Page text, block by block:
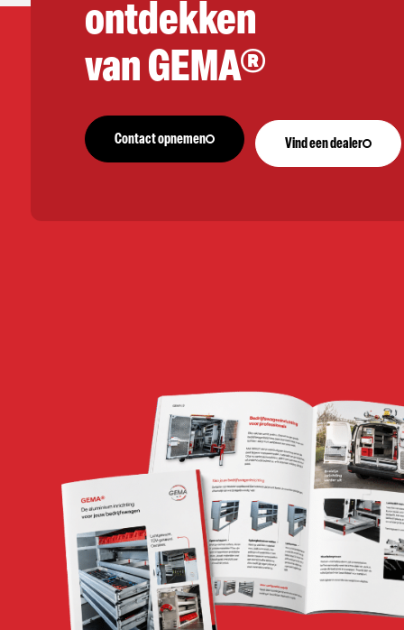
ontdekken
van GEMA®
Contact opnemen Vind een dealer